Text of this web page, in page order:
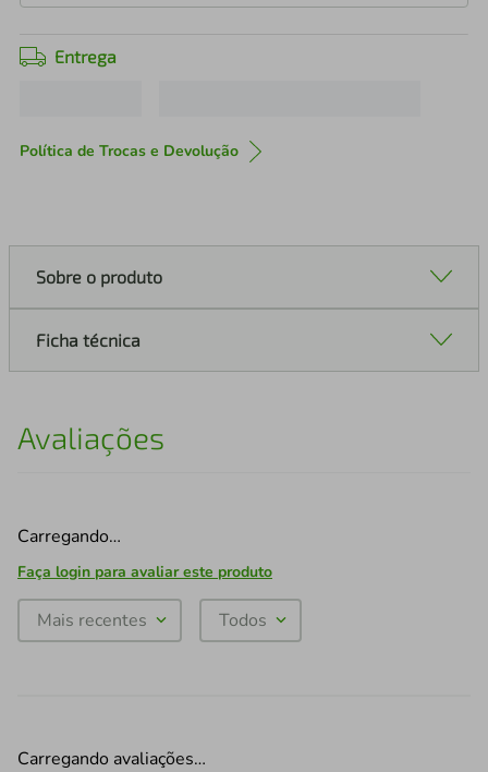
Entrega
Política de Trocas e Devolução
Sobre o produto
Ficha técnica
Avaliações
Carregando…
Faça login para avaliar este produto
Mais recentes Todos
Carregando avaliações…